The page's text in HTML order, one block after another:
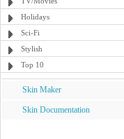
Holidays
Sci-Fi
Stylish
Top 10
Skin Maker
Skin Documentation